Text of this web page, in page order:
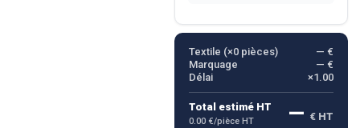
Textile (×0pièces)
— €
Marquage
— €
Délai
×1.00
Total estimé HT
0.00 €/pièce HT — € HT